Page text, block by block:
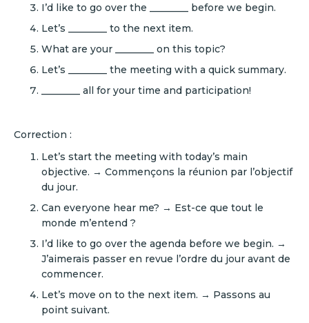
I’d like to go over the ________ before we begin.
Let’s ________ to the next item.
What are your ________ on this topic?
Let’s ________ the meeting with a quick summary.
________ all for your time and participation!
Correction :
Let’s start the meeting with today’s main
objective. → Commençons la réunion par l’objectif
du jour.
Can everyone hear me? → Est-ce que tout le
monde m’entend ?
I’d like to go over the agenda before we begin. →
J’aimerais passer en revue l’ordre du jour avant de
commencer.
Let’s move on to the next item. → Passons au
point suivant.